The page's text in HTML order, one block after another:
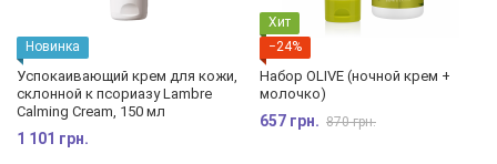
Новинка
Успокаивающий крем для кожи,
склонной к псориазу Lambre
Calming Cream, 150 мл
1 101 грн.
Хит
−24%
Набор OLIVE (ночной крем +
молочко)
657 грн. 870 грн.